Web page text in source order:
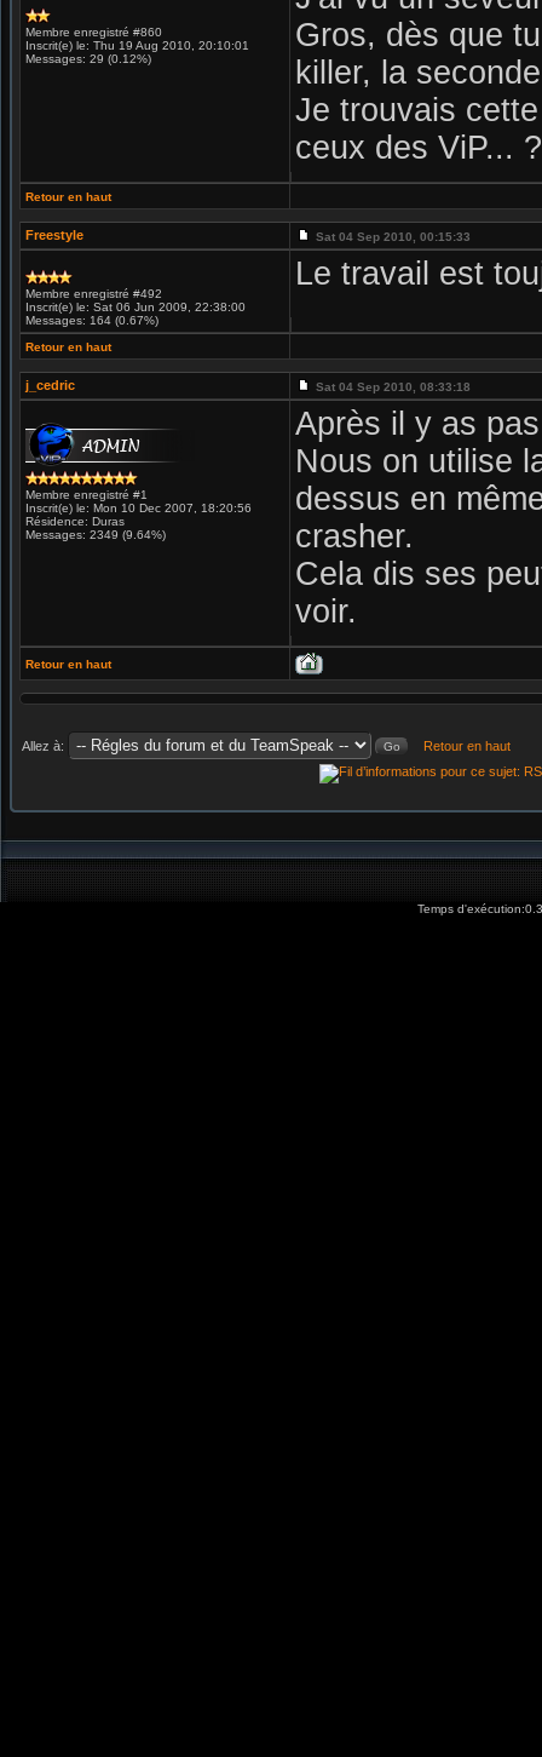
Membre enregistré #860
Inscrit(e) le: Thu 19 Aug 2010, 20:10:01
Messages: 29 (0.12%)
Gros, dès que
killer, la
Je trouvais
ceux des ViP... ?
Retour en haut
Freestyle Sat 04 Sep 2010, 00:15:33
Membre enregistré #492
Inscrit(e) le: Sat 06 Jun 2009, 22:38:00
Messages: 164 (0.67%)
Le travail est
Retour en haut
j_cedric Sat 04 Sep 2010, 08:33:18
Membre enregistré #1
Inscrit(e) le: Mon 10 Dec 2007, 18:20:56
Résidence: Duras
Messages: 2349 (9.64%)
Après il y as
Nous on utilise
dessus en
crasher.
Cela dis ses
voir.
Retour en haut
Allez à: Retour en haut
Temps